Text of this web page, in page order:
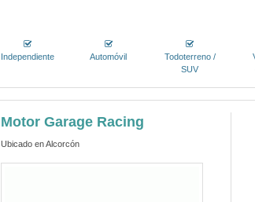
Independiente Automóvil
Todoterreno /
SUV
Motor Garage Racing
Ubicado en Alcorcón